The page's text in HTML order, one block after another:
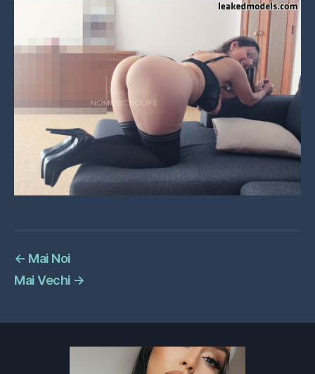
← Mai Noi
Mai Vechi →